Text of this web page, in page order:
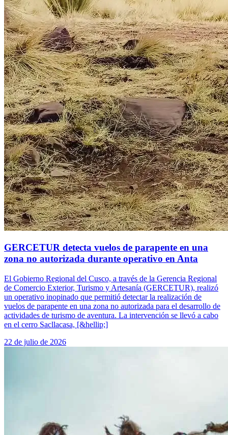
GERCETUR detecta vuelos de parapente en una
zona no autorizada durante operativo en Anta
El Gobierno Regional del Cusco, a través de la Gerencia Regional
de Comercio Exterior, Turismo y Artesanía (GERCETUR), realizó
un operativo inopinado que permitió detectar la realización de
vuelos de parapente en una zona no autorizada para el desarrollo de
actividades de turismo de aventura. La intervención se llevó a cabo
en el cerro Sacllacasa, [&hellip;]
22 de julio de 2026